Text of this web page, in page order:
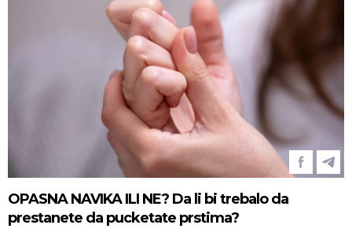
OPASNA NAVIKA ILI NE? Da li bi trebalo da
prestanete da pucketate prstima?